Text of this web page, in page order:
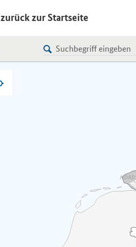
zurück zur Startseite